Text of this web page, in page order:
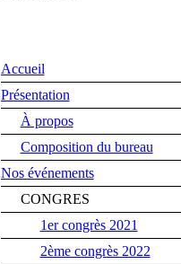
Accueil
Présentation
À propos
Composition du bureau
Nos événements
CONGRES
1er congrès 2021
2ème congrès 2022